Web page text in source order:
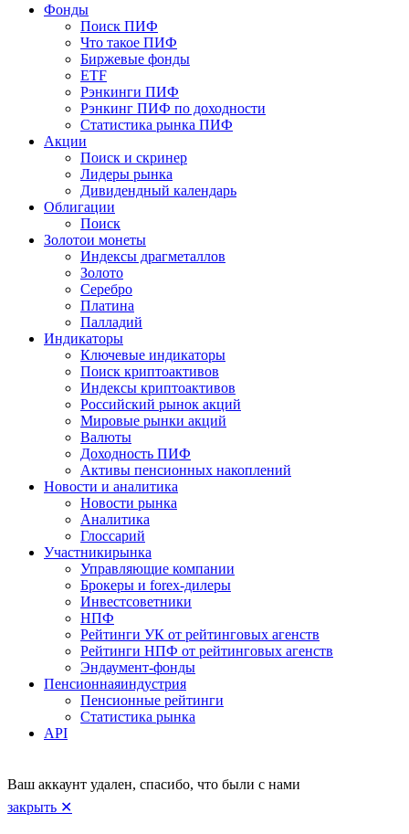
Фонды
Поиск ПИФ
Что такое ПИФ
Биржевые фонды
ETF
Рэнкинги ПИФ
Рэнкинг ПИФ по доходности
Статистика рынка ПИФ
Акции
Поиск и скринер
Лидеры рынка
Дивидендный календарь
Облигации
Поиск
Золотои монеты
Индексы драгметаллов
Золото
Серебро
Платина
Палладий
Индикаторы
Ключевые индикаторы
Поиск криптоактивов
Индексы криптоактивов
Российский рынок акций
Мировые рынки акций
Валюты
Доходность ПИФ
Активы пенсионных накоплений
Новости и аналитика
Новости рынка
Аналитика
Глоссарий
Участникирынка
Управляющие компании
Брокеры и forex-дилеры
Инвестсоветники
НПФ
Рейтинги УК от рейтинговых агенств
Рейтинги НПФ от рейтинговых агенств
Эндаумент-фонды
Пенсионнаяиндустрия
Пенсионные рейтинги
Статистика рынка
API
Ваш аккаунт удален, спасибо, что были с нами
закрыть ✕